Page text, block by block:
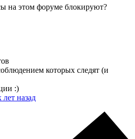
на этом форуме блокируют?
которых следят (и
:)
лет назад